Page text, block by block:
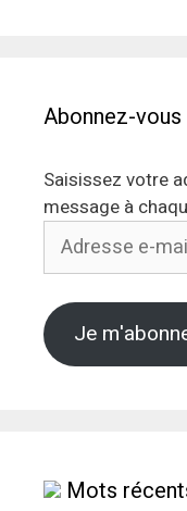
Abonnez-
Saisissez votre
message à
Adresse
Je
Mots